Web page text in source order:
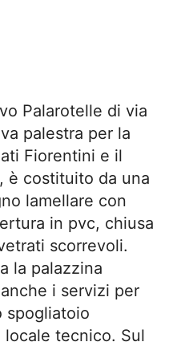
Palarotelle di via
palestra per la
Fiorentini e il
è costituito da una
lamellare con
in pvc, chiusa
scorrevoli.
la palazzina
i servizi per
spogliatoio
locale tecnico. Sul